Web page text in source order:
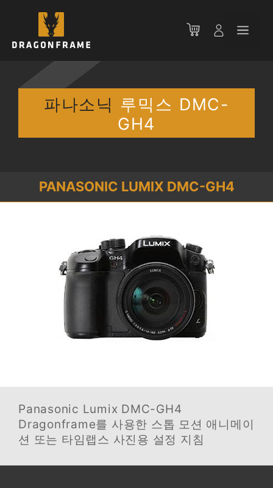
메
파나소닉 루믹스 DMC-
GH4
PANASONIC LUMIX DMC-GH4
Panasonic Lumix DMC-GH4
Dragonframe를 사용한 스톱 모션 애니메이
션 또는 타임랩스 사진용 설정 지침